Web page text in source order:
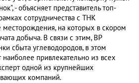
- объясняет представитель топ-
сотрудничества с ТНК
месторождения, на которых в скором
добыча. В связи с этим, BP
сбыта углеводородов, в этом
привлекательно из всех
одной из крупнейших
компаний.